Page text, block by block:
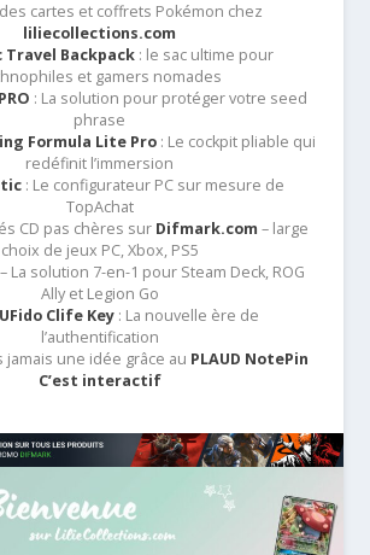
cartes et coffrets Pokémon chez
liliecollections.com
Travel Backpack : le sac ultime pour
et gamers nomades
: La solution pour protéger votre seed
phrase
Formula Lite Pro: Le cockpit pliable qui
redéfinit l’immersion
: Le configurateur PC sur mesure de
TopAchat
CD pas chères sur Difmark.com – large
choix de jeux PC, Xbox, PS5
– La solution 7-en-1 pour Steam Deck, ROG
Ally et Legion Go
Clife Key : La nouvelle ère de
l’authentification
une idée grâce au PLAUD NotePin
C’est interactif